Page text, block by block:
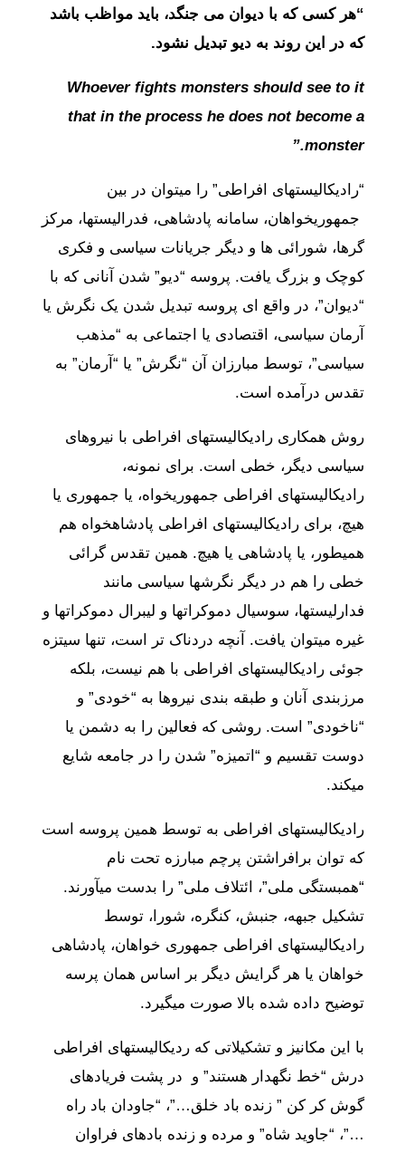
“هر کسی که با دیوان می جنگد، باید مواظب باشد
که در این روند به دیو تبدیل نشود.
Whoever fights monsters should see to it
that in the process he does not become a
monster.”
“رادیکالیستهای افراطی” را میتوان در بین
جمهوریخواهان، سامانه پادشاهی، فدرالیستها، مرکز
گرها، شورائی ها و دیگر جریانات سیاسی و فکری
کوچک و بزرگ یافت. پروسه “دیو” شدن آنانی که با
“دیوان”، در واقع ای پروسه تبدیل شدن یک نگرش یا
آرمان سیاسی، اقتصادی یا اجتماعی به “مذهب
سیاسی”، توسط مبارزان آن “نگرش” یا “آرمان” به
تقدس درآمده است.
روش همکاری رادیکالیستهای افراطی با نیروهای
سیاسی دیگر، خطی است. برای نمونه،
رادیکالیستهای افراطی جمهوریخواه، یا جمهوری یا
هیچ، برای رادیکالیستهای افراطی پادشاهخواه هم
همیطور، یا پادشاهی یا هیچ. همین تقدس گرائی
خطی را هم در دیگر نگرشها سیاسی مانند
فدارلیستها، سوسیال دموکراتها و لیبرال دموکراتها و
غیره میتوان یافت. آنچه دردناک تر است، تنها سیتزه
جوئی رادیکالیستهای افراطی با هم نیست، بلکه
مرزبندی آنان و طبقه بندی نیروها به “خودی” و
“ناخودی” است. روشی که فعالین را به دشمن یا
دوست تقسیم و “اتمیزه” شدن را در جامعه شایع
میکند.
رادیکالیستهای افراطی به توسط همین پروسه است
که توان برافراشتن پرچم مبارزه تحت نام
“همبستگی ملی”، ائتلاف ملی” را بدست میآورند.
تشکیل جبهه، جنبش، کنگره، شورا، توسط
رادیکالیستهای افراطی جمهوری خواهان، پادشاهی
خواهان یا هر گرایش دیگر بر اساس همان پرسه
توضیح داده شده بالا صورت میگیرد.
با این مکانیز و تشکیلاتی که ردیکالیستهای افراطی
درش “خط نگهدار هستند” و در پشت فریادهای
گوش کر کن ” زنده باد خلق…”، “جاودان باد راه
…”، “جاوید شاه” و مرده و زنده بادهای فراوان